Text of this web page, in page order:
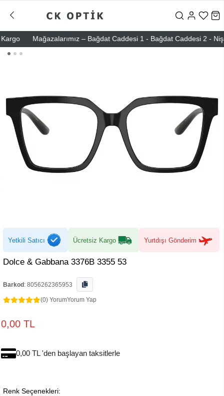
Mağazalarımız – Bağdat Caddesi 1 - Bağdat Caddesi 2 -
Yetkili Satıcı Ücretsiz Kargo Yurtdışı Gönderim
Dolce & Gabbana 3376B 3355 53
Barkod : 8056262365953
(0) YorumYorum Yap
0,00 TL
0,00 TL 'den başlayan taksitlerle
Renk Seçenekleri: